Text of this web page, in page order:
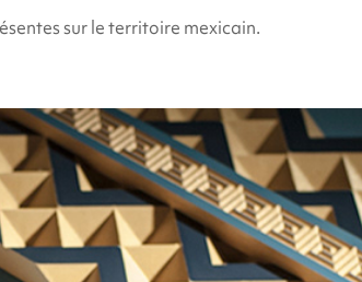
sur le territoire mexicain.